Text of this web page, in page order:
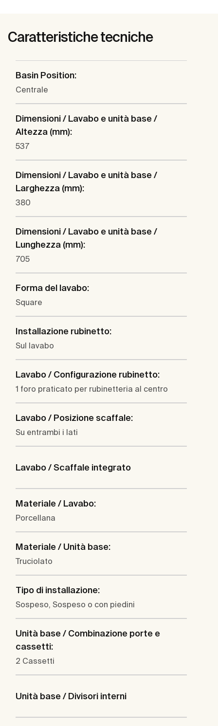
Caratteristiche tecniche
Basin Position:
Centrale
Dimensioni / Lavabo e unità base /
Altezza (mm):
537
Dimensioni / Lavabo e unità base /
Larghezza (mm):
380
Dimensioni / Lavabo e unità base /
Lunghezza (mm):
705
Forma del lavabo:
Square
Installazione rubinetto:
Sul lavabo
Lavabo / Configurazione rubinetto:
1 foro praticato per rubinetteria al centro
Lavabo / Posizione scaffale:
Su entrambi i lati
Lavabo / Scaffale integrato
Materiale / Lavabo:
Porcellana
Materiale / Unità base:
Truciolato
Tipo di installazione:
Sospeso, Sospeso o con piedini
Unità base / Combinazione porte e
cassetti:
2 Cassetti
Unità base / Divisori interni